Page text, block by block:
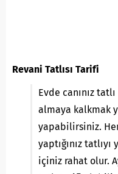
Revani Tatlısı Tarifi
Evde canınız
almaya kalkmak
yapabilirsiniz.
yaptığınız
içiniz rahat olur.